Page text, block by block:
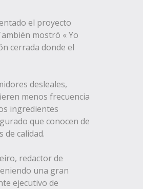
el proyecto
mostró « Yo
cerrada donde el
desleales,
menos frecuencia
ingredientes
que conocen de
calidad.
redactor de
una gran
ejecutivo de